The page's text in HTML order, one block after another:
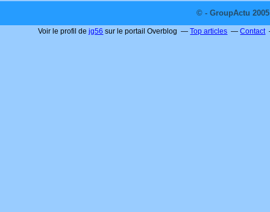
© - GroupActu
Voir le profil dejg56 sur le portail Overblog Top articles Contact